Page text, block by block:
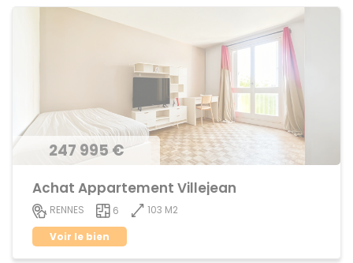
247 995 €
Achat Appartement Villejean
RENNES 6
103 M2
Voir le bien